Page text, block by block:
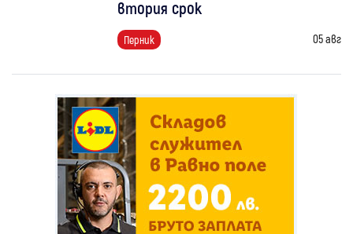
втория срок
Перник 05 авг